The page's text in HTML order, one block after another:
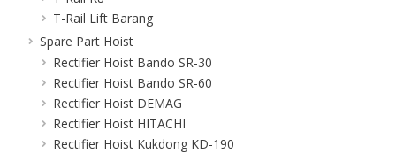
T-Rail Lift Barang
Spare Part Hoist
Rectifier Hoist Bando SR-30
Rectifier Hoist Bando SR-60
Rectifier Hoist DEMAG
Rectifier Hoist HITACHI
Rectifier Hoist Kukdong KD-190